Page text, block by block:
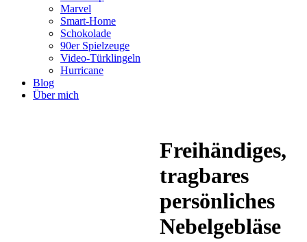
Marvel
Smart-Home
Schokolade
90er Spielzeuge
Video-Türklingeln
Hurricane
Blog
Über mich
Freihändiges,
tragbares
persönliches
Nebelgebläse